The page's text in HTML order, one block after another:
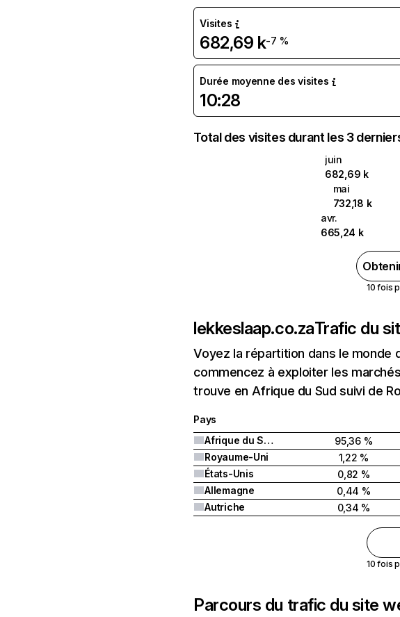
Visites
682,69 k-7 %
Durée moyenne des visites
10:28
Total des visites durant les 3
juin
682,69 k
mai
732,18 k
avr.
665,24 k
10 fois
lekkeslaap.co.zaTrafic du
Voyez la répartition dans le
commencez à exploiter les
trouve en Afrique du Sud suivi de
Pays
Afrique du Sud
95,36 %
Royaume-Uni
1,22 %
États-Unis
0,82 %
Allemagne
0,44 %
Autriche
0,34 %
10 fois
Parcours du trafic du site